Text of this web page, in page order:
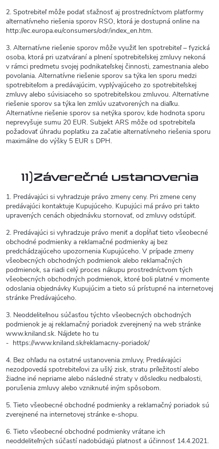
2. Spotrebiteľ môže podať sťažnosť aj prostredníctvom platformy
alternatívneho riešenia sporov RSO, ktorá je dostupná online na
http://ec.europa.eu/consumers/odr/index_en.htm.
3. Alternatívne riešenie sporov môže využiť len spotrebiteľ – fyzická
osoba, ktorá pri uzatváraní a plnení spotrebiteľskej zmluvy nekoná
v rámci predmetu svojej podnikateľskej činnosti, zamestnania alebo
povolania. Alternatívne riešenie sporov sa týka len sporu medzi
spotrebiteľom a predávajúcim, vyplývajúceho zo spotrebiteľskej
zmluvy alebo súvisiaceho so spotrebiteľskou zmluvou. Alternatívne
riešenie sporov sa týka len zmlúv uzatvorených na diaľku.
Alternatívne riešenie sporov sa netýka sporov, kde hodnota sporu
neprevyšuje sumu 20 EUR. Subjekt ARS môže od spotrebiteľa
požadovať úhradu poplatku za začatie alternatívneho riešenia sporu
maximálne do výšky 5 EUR s DPH.
11)Záverečné ustanovenia
1. Predávajúci si vyhradzuje právo zmeny ceny. Pri zmene ceny
predávajúci kontaktuje Kupujúceho. Kupujúci má právo pri takto
upravených cenách objednávku stornovať, od zmluvy odstúpiť.
2. Predávajúci si vyhradzuje právo meniť a dopĺňať tieto všeobecné
obchodné podmienky a reklamačné podmienky aj bez
predchádzajúceho upozornenia Kupujúceho. V prípade zmeny
všeobecných obchodných podmienok alebo reklamačných
podmienok, sa riadi celý proces nákupu prostredníctvom tých
všeobecných obchodných podmienok, ktoré boli platné v momente
odoslania objednávky Kupujúcim a tieto sú prístupné na internetovej
stránke Predávajúceho.
3. Neoddeliteľnou súčasťou týchto všeobecných obchodných
podmienok je aj reklamačný poriadok zverejnený na web stránke
www.kniland.sk. Nájdete ho tu
- https://www.kniland.sk/reklamacny-poriadok/
4. Bez ohľadu na ostatné ustanovenia zmluvy, Predávajúci
nezodpovedá spotrebiteľovi za ušlý zisk, stratu príležitostí alebo
žiadne iné nepriame alebo následné straty v dôsledku nedbalosti,
porušenia zmluvy alebo vzniknuté iným spôsobom.
5. Tieto všeobecné obchodné podmienky a reklamačný poriadok sú
zverejnené na internetovej stránke e-shopu.
6. Tieto všeobecné obchodné podmienky vrátane ich
neoddeliteľných súčastí nadobúdajú platnosť a účinnosť 14.4.2021.